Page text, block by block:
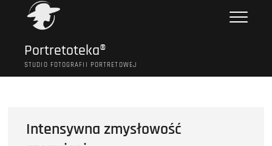
Portretoteka®
STUDIO FOTOGRAFII PORTRETOWEJ
Intensywna zmysłowość